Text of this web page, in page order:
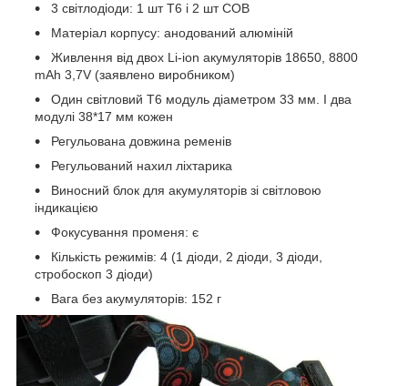
3 світлодіоди: 1 шт T6 і 2 шт COB
Матеріал корпусу: анодований алюміній
Живлення від двох Li-ion акумуляторів 18650, 8800
mAh 3,7V (заявлено виробником)
Один світловий Т6 модуль діаметром 33 мм. І два
модулі 38*17 мм кожен
Регульована довжина ременів
Регульований нахил ліхтарика
Виносний блок для акумуляторів зі світловою
індикацією
Фокусування променя: є
Кількість режимів: 4 (1 діоди, 2 діоди, 3 діоди,
стробоскоп 3 діоди)
Вага без акумуляторів: 152 г